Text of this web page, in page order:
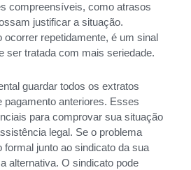
compreensíveis, como atrasos
justificar a situação.
ocorrer repetidamente, é um sinal
ser tratada com mais seriedade.
guardar todos os extratos
pagamento anteriores. Esses
para comprovar sua situação
legal. Se o problema
formal junto ao sindicato da sua
alternativa. O sindicato pode